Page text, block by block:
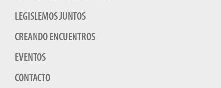
LEGISLEMOS JUNTOS
CREANDO ENCUENTROS
EVENTOS
CONTACTO